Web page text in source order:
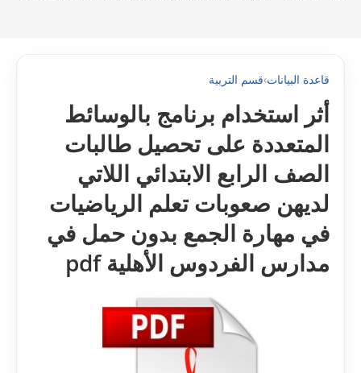
قاعدة البيانات›قسم التربية
أثر استخدام برنامج بالوسائط
المتعددة على تحصيل طالبات
الصف الرابع الابتدائي اللاتي
لديهن صعوبات تعلم الرياضيات
في مهارة الجمع بدون حمل في
مدارس الفردوس الأهلية pdf